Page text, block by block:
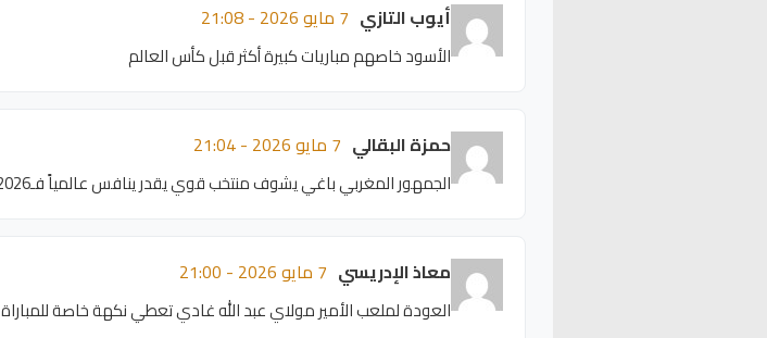
أيوب التازي 7 مايو 2026 - 21:08
الأسود خاصهم مباريات كبيرة أكثر قبل كأس العالم
حمزة البقالي 7 مايو 2026 - 21:04
الجمهور المغربي باغي يشوف منتخب قوي يقدر ينافس عالمياً فـ2026
معاذ الإدريسي 7 مايو 2026 - 21:00
العودة لملعب الأمير مولاي عبد الله غادي تعطي نكهة خاصة للمباراة